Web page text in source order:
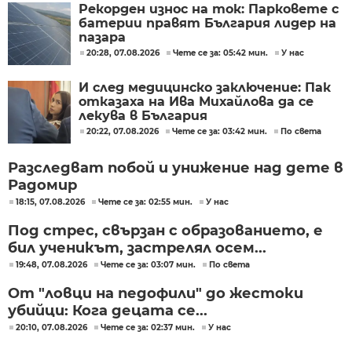
Рекорден износ на ток: Парковете с
батерии правят България лидер на
пазара
20:28, 07.08.2026 Чете се за: 05:42 мин. У нас
И след медицинско заключение: Пак
отказаха на Ива Михайлова да се
лекува в България
20:22, 07.08.2026 Чете се за: 03:42 мин. По света
Разследват побой и унижение над дете в
Радомир
18:15, 07.08.2026 Чете се за: 02:55 мин. У нас
Под стрес, свързан с образованието, е
бил ученикът, застрелял осем...
19:48, 07.08.2026 Чете се за: 03:07 мин. По света
От "ловци на педофили" до жестоки
убийци: Кога децата се...
20:10, 07.08.2026 Чете се за: 02:37 мин. У нас